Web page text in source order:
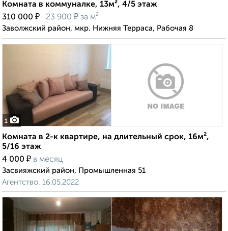
Комната в коммуналке, 13м², 4/5 этаж
310 000 ₽ 23 900 ₽ за м²
Заволжский район, мкр. Нижняя Терраса, Рабочая 8
1
Комната в 2-к квартире, на длительный срок, 16м²,
5/16 этаж
4 000 ₽ в месяц
Засвияжский район, Промышленная 51
Агентство, 16.05.2022